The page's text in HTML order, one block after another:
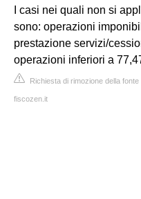
I casi nei quali non si
sono: operazioni
prestazione servizi/
operazioni inferiori a
Richiesta di rimozione della fonte
fiscozen.it